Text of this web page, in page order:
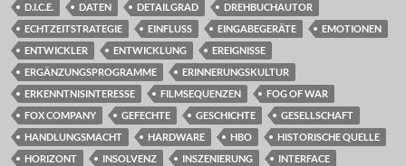
D.I.C.E.
DATEN DETAILGRAD
DREHBUCHAUTOR
ECHTZEITSTRATEGIE
EINFLUSS EINGABEGERÄTE
EMOTIONEN
ENTWICKLER
ENTWICKLUNG
EREIGNISSE
ERGÄNZUNGSPROGRAMME
ERINNERUNGSKULTUR
ERKENNTNISINTERESSE
FILMSEQUENZEN
FOG OF WAR
FOX COMPANY
GEFECHTE GESCHICHTE
GESELLSCHAFT
HANDLUNGSMACHT
HARDWARE HBO
HISTORISCHE QUELLE
HORIZONT
INSOLVENZ INSZENIERUNG
INTERFACE